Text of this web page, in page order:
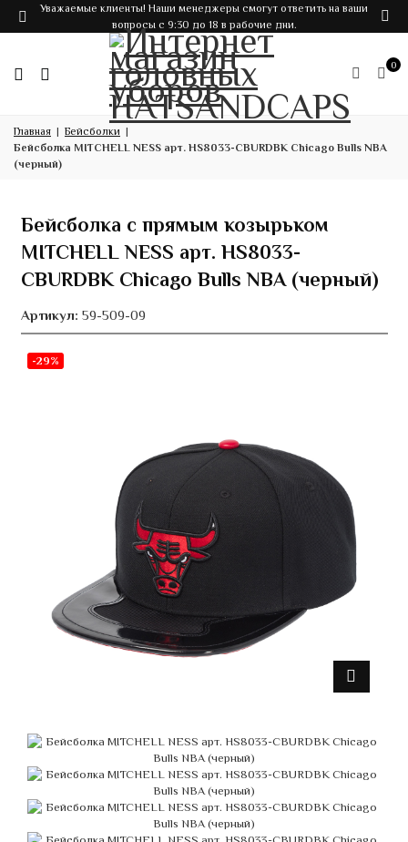
Уважаемые клиенты! Наши менеджеры смогут ответить на ваши
вопросы с 9:30 до 18 в рабочие дни.
0
Главная
Бейсболки
Бейсболка MITCHELL NESS арт. HS8033-CBURDBK Chicago Bulls NBA
(черный)
Бейсболка с прямым козырьком
MITCHELL NESS арт. HS8033-
CBURDBK Chicago Bulls NBA (черный)
Артикул: 59-509-09
-29%